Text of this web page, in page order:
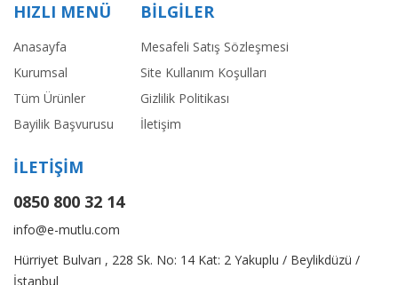
HIZLI MENÜ
Anasayfa
Kurumsal
Tüm Ürünler
Bayilik Başvurusu
BİLGİLER
Mesafeli Satış Sözleşmesi
Site Kullanım Koşulları
Gizlilik Politikası
İletişim
İLETİŞİM
0850 800 32 14
info@e-mutlu.com
Hürriyet Bulvarı , 228 Sk. No: 14 Kat: 2 Yakuplu / Beylikdüzü /
İstanbul